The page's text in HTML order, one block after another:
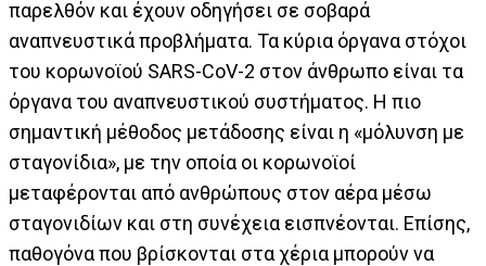
παρελθόν και έχουν οδηγήσει σε σοβαρά
αναπνευστικά προβλήματα. Τα κύρια όργανα στόχοι
του κορωνοϊού SARS-CoV-2 στον άνθρωπο είναι τα
όργανα του αναπνευστικού συστήματος. Η πιο
σημαντική μέθοδος μετάδοσης είναι η «μόλυνση με
σταγονίδια», με την οποία οι κορωνοϊοί
μεταφέρονται από ανθρώπους στον αέρα μέσω
σταγονιδίων και στη συνέχεια εισπνέονται. Επίσης,
παθογόνα που βρίσκονται στα χέρια μπορούν να